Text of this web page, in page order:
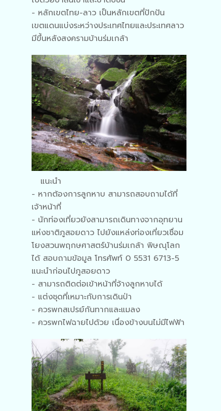
- หลักเขตไทย-ลาว เป็นหลักเขตที่ปักปัน
เขตแดนแบ่งระหว่างประเทศไทยและประเทศลาว
มีขึ้นหลังสงครามบ้านร่มเกล้า
แนะนำ
- หากต้องการลูกหาบ สามารถสอบถามได้ที่
เจ้าหน้าที่
- นักท่องเที่ยวยังสามารถเดินทางจากอุทยาน
แห่งชาติภูสอยดาว ไปยังแหล่งท่องเที่ยวเชื่อม
โยงสวนพฤกษศาสตร์บ้านร่มเกล้า พิษณุโลก
ได้ สอบถามข้อมูล โทรศัพท์ 0 5531 6713-5
แนะนำก่อนไปภูสอยดาว
- สามารถติดต่อเข้าหน้าที่จ้างลูกหาบได้
- แต่งชุดที่เหมาะกับการเดินป่า
- ควรพกสเปรย์กันทากและแมลง
- ควรพกไฟฉายไปด้วย เนื่องข้างบนไม่มีไฟฟ้า